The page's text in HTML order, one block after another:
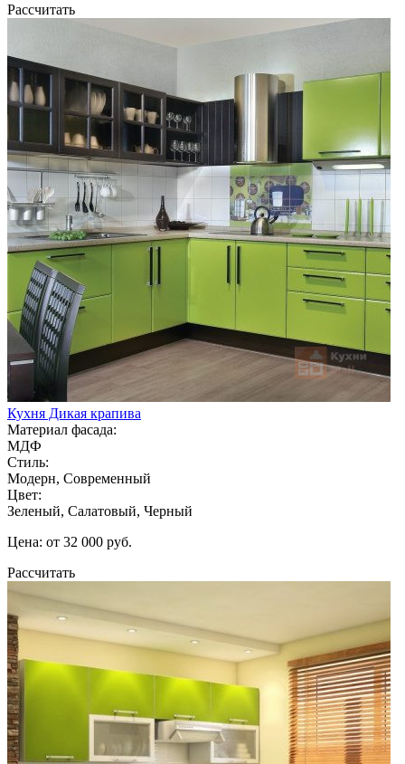
Рассчитать
Кухня Дикая крапива
Материал фасада:
МДФ
Стиль:
Модерн, Современный
Цвет:
Зеленый, Салатовый, Черный
Цена: от 32 000 руб.
Рассчитать